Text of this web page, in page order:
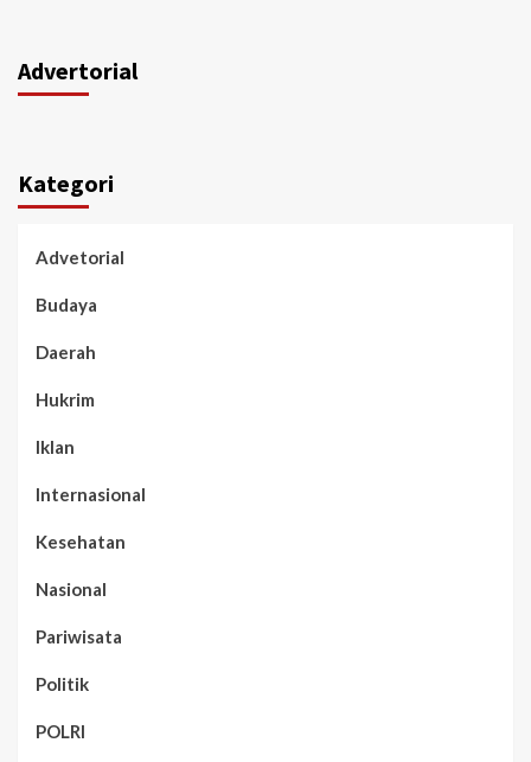
Advertorial
Kategori
Advetorial
Budaya
Daerah
Hukrim
Iklan
Internasional
Kesehatan
Nasional
Pariwisata
Politik
POLRI